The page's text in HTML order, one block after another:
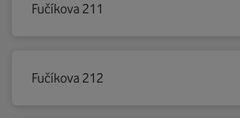
Fučíkova 211
Fučíkova 212